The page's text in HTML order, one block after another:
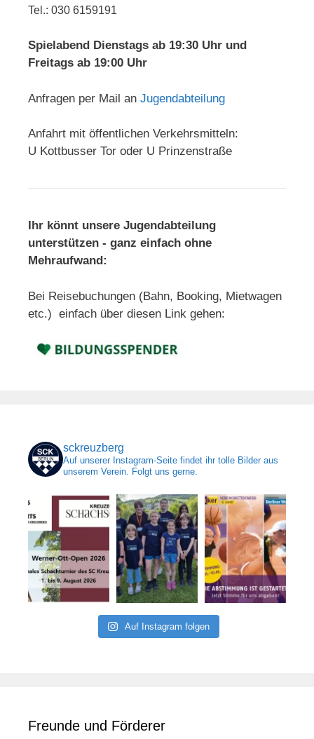
Tel.: 030 6159191
Spielabend Dienstags ab 19:30 Uhr und
Freitags ab 19:00 Uhr
Anfragen per Mail an Jugendabteilung
Anfahrt mit öffentlichen Verkehrsmitteln:
U Kottbusser Tor oder U Prinzenstraße
Ihr könnt unsere Jugendabteilung
unterstützen - ganz einfach ohne
Mehraufwand:
Bei Reisebuchungen (Bahn, Booking, Mietwagen
etc.) einfach über diesen Link gehen:
sckreuzberg
Auf unserer Instagram-Seite findet ihr tolle Bilder aus
unserem Verein. Folgt uns gerne.
Auf Instagram folgen
Freunde und Förderer